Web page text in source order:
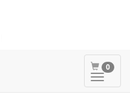
0
ein-/